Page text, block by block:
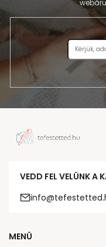
VEDD FEL VELÜNK A
MENÜ